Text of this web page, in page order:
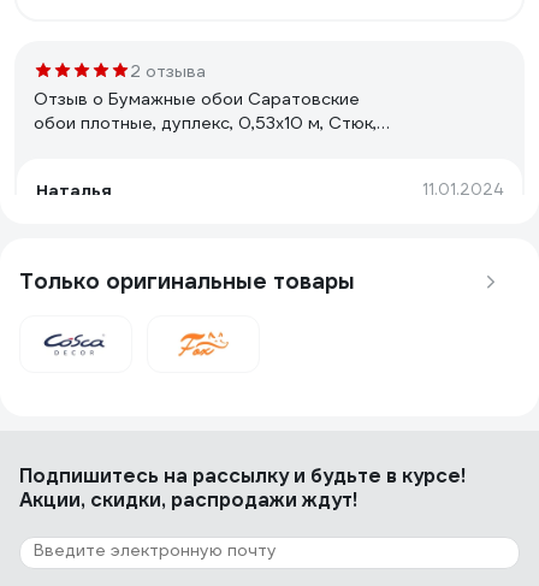
2 отзыва
Отзыв о Бумажные обои Саратовские
обои плотные, дуплекс, 0,53x10 м, Стюк,
Наталья
11.01.2024
Отзыв о Обои влагостойкие на бумажной
основе FOX Флора 0,53x10м 10797 (м)
Только оригинальные товары
Подпишитесь на рассылкуи будьте в курсе!
Акции, скидки, распродажи ждут!